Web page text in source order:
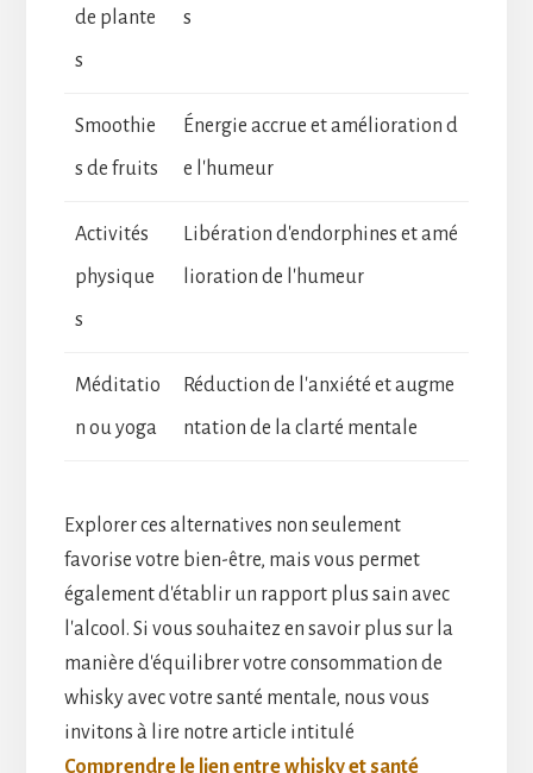
de plante
s
s
Smoothie
s de fruits
Énergie accrue et amélioration d
e l'humeur
Activités
physique
s
Libération d'endorphines et amé
lioration de l'humeur
Méditatio
n ou yoga
Réduction de l'anxiété et augme
ntation de la clarté mentale
Explorer ces alternatives non seulement
favorise votre bien-être, mais vous permet
également d'établir un rapport plus sain avec
l'alcool. Si vous souhaitez en savoir plus sur la
manière d'équilibrer votre consommation de
whisky avec votre santé mentale, nous vous
invitons à lire notre article intitulé
Comprendre le lien entre whisky et santé